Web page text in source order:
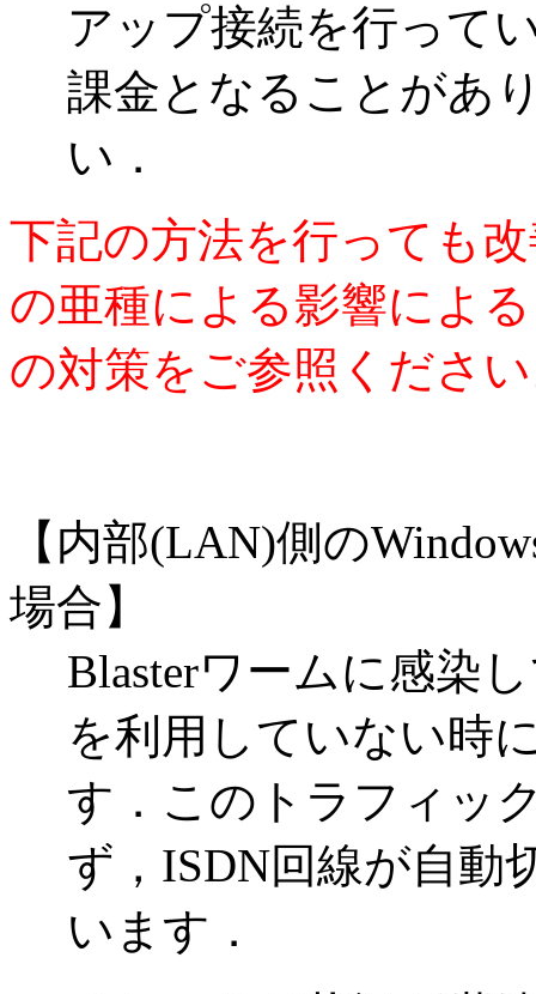
アップ接続を行って
課金となることがあ
い．
下記の方法を行っても
の亜種による影響によ
の対策をご参照くださ
【内部(LAN)側の
場合】
Blasterワームに感染
を利用していない時
す．このトラフィッ
ず，ISDN回線が自動
います．